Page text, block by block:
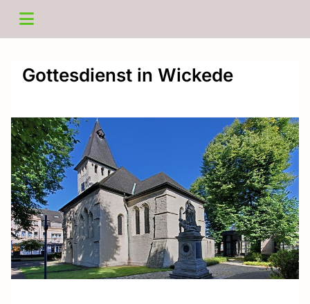
Gottesdienst in Wickede